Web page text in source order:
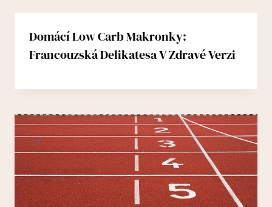
Domácí Low Carb Makronky:
Francouzská Delikatesa V Zdravé Verzi